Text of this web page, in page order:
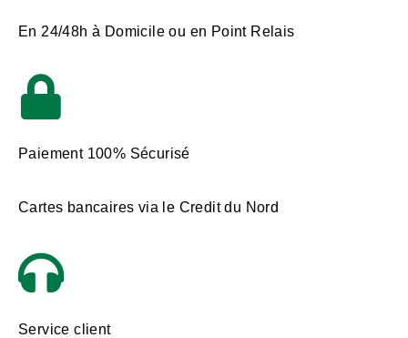
En 24/48h à Domicile ou en Point Relais
Paiement 100% Sécurisé
Cartes bancaires via le Credit du Nord
Service client